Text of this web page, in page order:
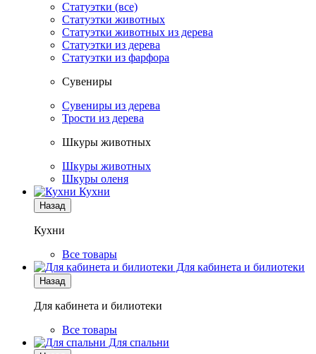
Статуэтки (все)
Статуэтки животных
Статуэтки животных из дерева
Статуэтки из дерева
Статуэтки из фарфора
Сувениры
Сувениры из дерева
Трости из дерева
Шкуры животных
Шкуры животных
Шкуры оленя
Кухни
Назад
Кухни
Все товары
Для кабинета и билиотеки
Назад
Для кабинета и билиотеки
Все товары
Для спальни